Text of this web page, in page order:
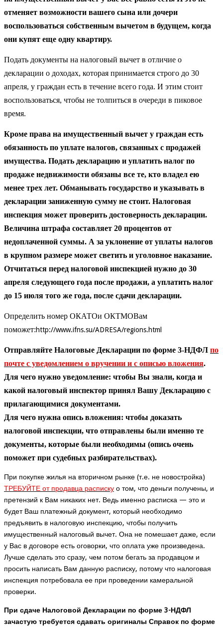
отменяет возможности вашего сына или дочери
воспользоваться собственным вычетом в будущем, когда
они купят еще одну квартиру.
Подать документы на налоговый вычет в отличие о
декларации о доходах, которая принимается строго до 30
апреля, у граждан есть в течение всего года. И этим стоит
воспользоваться, чтобы не толпиться в очереди в пиковое
время.
Кроме права на имущественный вычет у граждан есть
обязанность по уплате налогов, связанных с продажей
имущества. Подать декларацию и уплатить налог по
продаже недвижимости обязаны все те, кто владел ею
менее трех лет. Обманывать государство и указывать в
декларации заниженную сумму не стоит. Налоговая
инспекция может проверить достоверность декларации.
Величина штрафа составляет 20 процентов от
недоплаченной суммы. А за уклонение от уплаты налогов
в крупном размере может светить и уголовное наказание.
Отчитаться перед налоговой инспекцией нужно до 30
апреля следующего года после продажи, а уплатить налог
до 15 июля того же года, после сдачи декларации.
Определить номер ОКАТОи ОКТМОВам
поможет:http://www.ifns.su/ADRESA/regions.html
Отправляйте Налоговые Декларации по форме 3-НДФЛ по
почте с уведомлением о вручении и с описью вложения.
Для чего нужно уведомление: чтобы Вы знали, когда и
какой налоговый инспектор принял Вашу Декларацию с
прилагающимися документами.
Для чего нужна опись вложения: чтобы доказать
налоговой инспекции, что отправлены были именно те
документы, которые были необходимы (опись очень
поможет при судебных разбирательствах).
При покупке жилья на вторичном рынке (т.е. не новостройка)
ТРЕБУЙТЕ от продавца расписку о том, что деньги получены, и
претензий к Вам никаких нет. Ведь именно расписка — это и
будет Ваш платежный документ, который необходимо
предъявить в налоговую инспекцию, чтобы получить
имущественный налоговый вычет. Она не помешает даже, если
у Вас в договоре есть оговорки, что оплата уже произведена.
Лучше сделать это сразу, чем потом бегать за продавцом и
просить написать Вам данную расписку, потому что налоговая
инспекция потребовала ее при проведении камеральной
проверки.
При сдаче Налоговой Декларации по форме 3-НДФЛ
зачастую требуется сдавать оригиналы Справок по форме